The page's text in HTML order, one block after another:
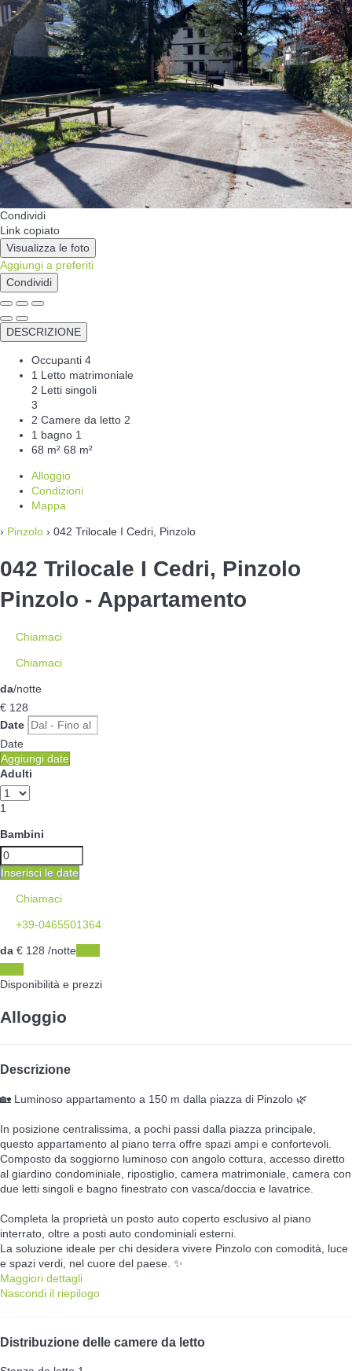
Condividi
Link copiato
Visualizza le foto
Aggiungi a preferiti
Condividi
DESCRIZIONE
Occupanti 4
1 Letto matrimoniale
2 Letti singoli
3
2 Camere da letto 2
1 bagno 1
68 m² 68 m²
Alloggio
Condizioni
Mappa
› Pinzolo › 042 Trilocale I Cedri, Pinzolo
042 Trilocale I Cedri, Pinzolo
Pinzolo - Appartamento
Chiamaci
Chiamaci
da/notte
€ 128
Date
Date
Aggiungi date
Adulti
1
Bambini
Inserisci le date
Chiamaci
+39-0465501364
da € 128 /notte
Disponibilità e prezzi
Alloggio
Descrizione
🏡 Luminoso appartamento a 150 m dalla piazza di Pinzolo 🌿
In posizione centralissima, a pochi passi dalla piazza principale,
questo appartamento al piano terra offre spazi ampi e confortevoli.
Composto da soggiorno luminoso con angolo cottura, accesso diretto
al giardino condominiale, ripostiglio, camera matrimoniale, camera con
due letti singoli e bagno finestrato con vasca/doccia e lavatrice.
Completa la proprietà un posto auto coperto esclusivo al piano
interrato, oltre a posti auto condominiali esterni.
La soluzione ideale per chi desidera vivere Pinzolo con comodità, luce
e spazi verdi, nel cuore del paese. ✨
Maggiori dettagli
Nascondi il riepilogo
Distribuzione delle camere da letto